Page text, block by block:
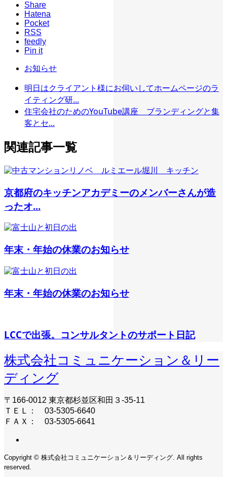
Share
Hatena
Pocket
RSS
feedly
Pin it
お知らせ
明日はクライアント様にお伺いしてホームページのラ
イティング研...
住宅会社のためのYouTube講座 ブランディングと集
客とセ...
関連記事一覧
京都府のキッチンアカデミーのメンバーさんが造
ったオ...
年末・年始の休業のお知らせ
年末・年始の休業のお知らせ
LCCで出張。コンサルタントのサポート日記
株式会社コミュニケーション＆リー
ディング
〒166-0012 東京都杉並区和田３-35-11
ＴＥＬ： 03-5305-6640
ＦＡＸ： 03-5305-6641
Copyright © 株式会社コミュニケーション＆リーディング. All rights
reserved.